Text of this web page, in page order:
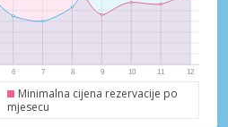
Minimalna cijena rezervacije po
mjesecu